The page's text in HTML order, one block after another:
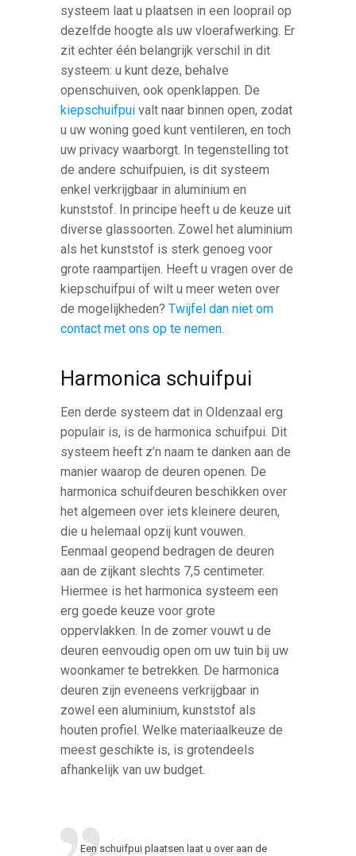
systeem laat u plaatsen in een looprail op
dezelfde hoogte als uw vloerafwerking. Er
zit echter één belangrijk verschil in dit
systeem: u kunt deze, behalve
openschuiven, ook openklappen. De
kiepschuifpui valt naar binnen open, zodat
u uw woning goed kunt ventileren, en toch
uw privacy waarborgt. In tegenstelling tot
de andere schuifpuien, is dit systeem
enkel verkrijgbaar in aluminium en
kunststof. In principe heeft u de keuze uit
diverse glassoorten. Zowel het aluminium
als het kunststof is sterk genoeg voor
grote raampartijen. Heeft u vragen over de
kiepschuifpui of wilt u meer weten over
de mogelijkheden?Twijfel dan niet om
contact met ons op te nemen.
Harmonica schuifpui
Een derde systeem dat in Oldenzaal erg
populair is, is de harmonica schuifpui. Dit
systeem heeft z’n naam te danken aan de
manier waarop de deuren openen. De
harmonica schuifdeuren beschikken over
het algemeen over iets kleinere deuren,
die u helemaal opzij kunt vouwen.
Eenmaal geopend bedragen de deuren
aan de zijkant slechts 7,5 centimeter.
Hiermee is het harmonica systeem een
erg goede keuze voor grote
oppervlakken. In de zomer vouwt u de
deuren eenvoudig open om uw tuin bij uw
woonkamer te betrekken. De harmonica
deuren zijn eveneens verkrijgbaar in
zowel een aluminium, kunststof als
houten profiel. Welke materiaalkeuze de
meest geschikte is, is grotendeels
afhankelijk van uw budget.
Een schuifpui plaatsen laat u over aan de